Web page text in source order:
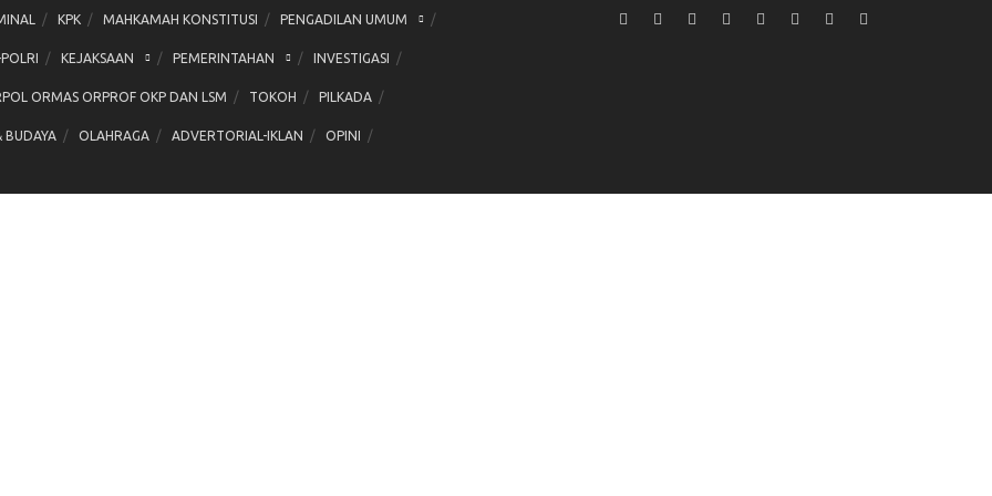
KPK MAHKAMAH KONSTITUSI PENGADILAN UMUM
KEJAKSAAN PEMERINTAHAN INVESTIGASI
ORMAS ORPROF OKP DAN LSM TOKOH PILKADA
BUDAYA OLAHRAGA ADVERTORIAL-IKLAN OPINI